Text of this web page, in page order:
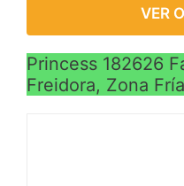
VER
Princess 182626
Freidora, Zona